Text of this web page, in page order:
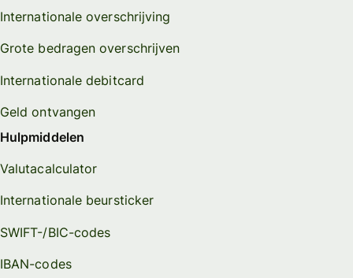
Internationale overschrijving
Grote bedragen overschrijven
Internationale debitcard
Geld ontvangen
Hulpmiddelen
Valutacalculator
Internationale beursticker
SWIFT-/BIC-codes
IBAN-codes